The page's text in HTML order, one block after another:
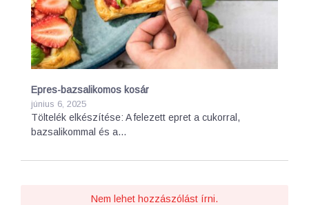
Epres-bazsalikomos kosár
június 6, 2025
Töltelék elkészítése: A felezett epret a cukorral,
bazsalikommal és a…
Nem lehet hozzászólást írni.